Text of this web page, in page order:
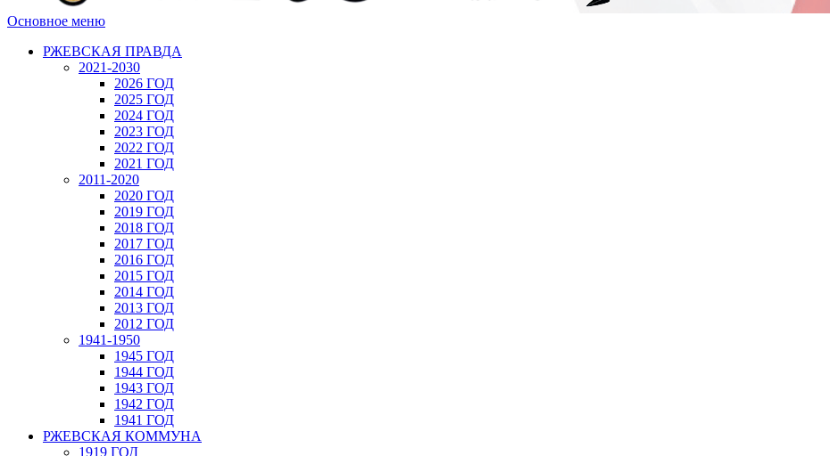
Основное меню
РЖЕВСКАЯ ПРАВДА
2021-2030
2026 ГОД
2025 ГОД
2024 ГОД
2023 ГОД
2022 ГОД
2021 ГОД
2011-2020
2020 ГОД
2019 ГОД
2018 ГОД
2017 ГОД
2016 ГОД
2015 ГОД
2014 ГОД
2013 ГОД
2012 ГОД
1941-1950
1945 ГОД
1944 ГОД
1943 ГОД
1942 ГОД
1941 ГОД
РЖЕВСКАЯ КОММУНА
1919 ГОД